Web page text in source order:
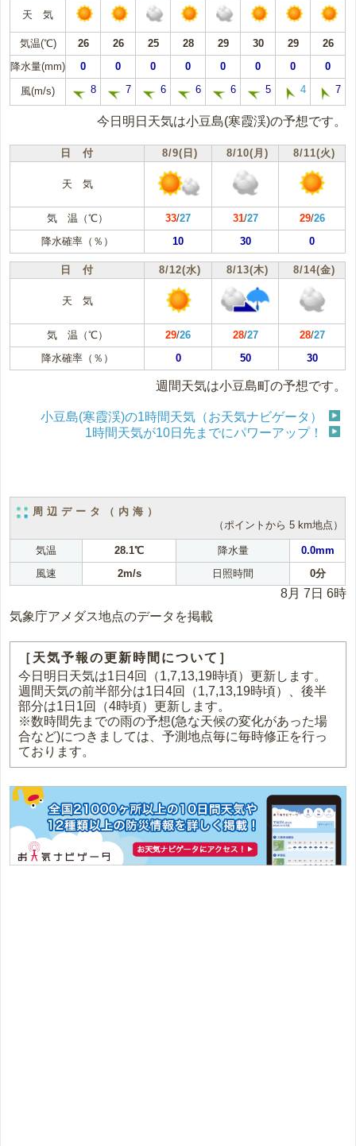
天 気
気温(℃) 26 26 25 28 29 30 29
26
降水量(mm)
0 0 0 0 0 0 0 0
風(m/s) 8 7 6 6 6 5 4 7
今日明日天気は小豆島(寒霞渓)の予想です。
日 付 8/9(日) 8/10(月) 8/11(火)
天 気
気 温（℃） 33/27 31/27 29/26
降水確率（％）
10 30 0
日 付 8/12(水) 8/13(木) 8/14(金)
天 気
気 温（℃） 29/26 28/27 28/27
降水確率（％）
0 50 30
週間天気は小豆島町の予想です。
小豆島(寒霞渓)の1時間天気（お天気ナビゲータ）
1時間天気が10日先までにパワーアップ！
周辺データ（内海）
（ポイントから 5 km地点）
気温 28.1℃ 降水量
0.0mm
風速
2m/s 日照時間 0分
8月 7日 6時
気象庁アメダス地点のデータを掲載
［天気予報の更新時間について］
今日明日天気は1日4回（1,7,13,19時頃）更新します。
週間天気の前半部分は1日4回（1,7,13,19時頃）、後半
部分は1日1回（4時頃）更新します。
※数時間先までの雨の予想(急な天候の変化があった場
合など)につきましては、予測地点毎に毎時修正を行っ
ております。